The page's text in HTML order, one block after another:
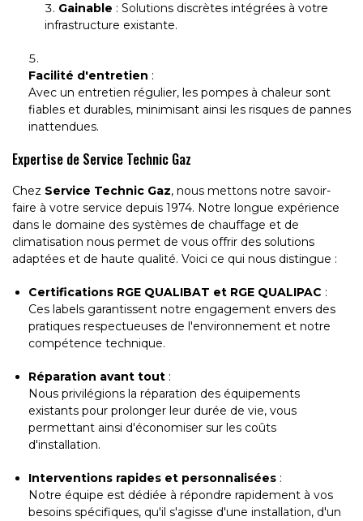
Gainable : Solutions discrètes intégrées à votre
infrastructure existante.
Facilité d'entretien :
Avec un entretien régulier, les pompes à chaleur sont
fiables et durables, minimisant ainsi les risques de pannes
inattendues.
Expertise de Service Technic Gaz
Chez Service Technic Gaz, nous mettons notre savoir-
faire à votre service depuis 1974. Notre longue expérience
dans le domaine des systèmes de chauffage et de
climatisation nous permet de vous offrir des solutions
adaptées et de haute qualité. Voici ce qui nous distingue :
Certifications RGE QUALIBAT et RGE QUALIPAC :
Ces labels garantissent notre engagement envers des
pratiques respectueuses de l'environnement et notre
compétence technique.
Réparation avant tout :
Nous privilégions la réparation des équipements
existants pour prolonger leur durée de vie, vous
permettant ainsi d'économiser sur les coûts
d'installation.
Interventions rapides et personnalisées :
Notre équipe est dédiée à répondre rapidement à vos
besoins spécifiques, qu'il s'agisse d'une installation, d'un